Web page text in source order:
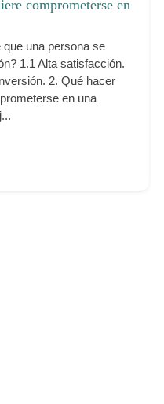
comprometerse en
una persona se
1.1 Alta satisfacción.
2. Qué hacer
en una